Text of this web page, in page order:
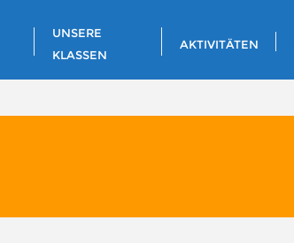
UNSERE
KLASSEN
AKTIVITÄTEN